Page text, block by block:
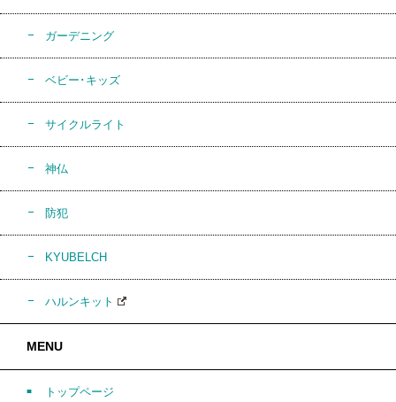
ガーデニング
ベビー･キッズ
サイクルライト
神仏
防犯
KYUBELCH
ハルンキット
MENU
トップページ